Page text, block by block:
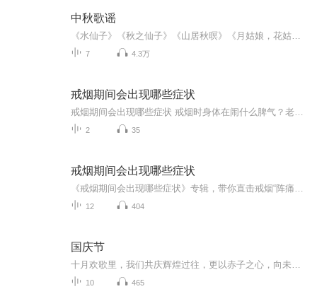
中秋歌谣
7 4.3万
戒烟期间会出现哪些症状
2 35
戒烟期间会出现哪些症状
12 404
国庆节
10 465